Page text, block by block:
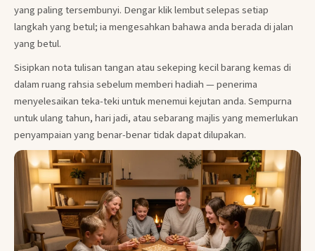
yang paling tersembunyi. Dengar klik lembut selepas setiap
langkah yang betul; ia mengesahkan bahawa anda berada di jalan
yang betul.
Sisipkan nota tulisan tangan atau sekeping kecil barang kemas di
dalam ruang rahsia sebelum memberi hadiah — penerima
menyelesaikan teka-teki untuk menemui kejutan anda. Sempurna
untuk ulang tahun, hari jadi, atau sebarang majlis yang memerlukan
penyampaian yang benar-benar tidak dapat dilupakan.